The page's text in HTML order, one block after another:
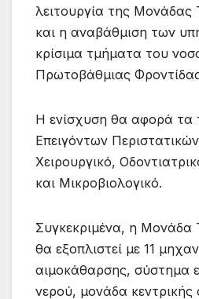
λειτουργία της
και η αναβάθμιση των
κρίσιμα τμήματα του
Πρωτοβάθμιας
Η ενίσχυση θα αφορά τα
Επειγόντων
Χειρουργικό,
και Μικροβιολογικό.
Συγκεκριμένα, η
θα εξοπλιστεί με 11
αιμοκάθαρσης, σύστημα
νερού, μονάδα